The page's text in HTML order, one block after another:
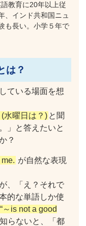
教育に20年以上従
、インド共和国ニュ
も長い。小学５年で
は？
ている場面を想
水曜日は？) と聞
」と答えたいと
？
が自然な表現
、「え？それで
的な単語しか使
“～is not a good
らないと、「都